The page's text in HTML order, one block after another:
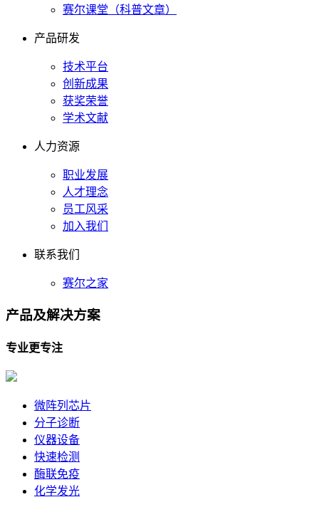
赛尔课堂（科普文章）
产品研发
技术平台
创新成果
获奖荣誉
学术文献
人力资源
职业发展
人才理念
员工风采
加入我们
联系我们
赛尔之家
产品及解决方案
专业更专注
微阵列芯片
分子诊断
仪器设备
快速检测
酶联免疫
化学发光